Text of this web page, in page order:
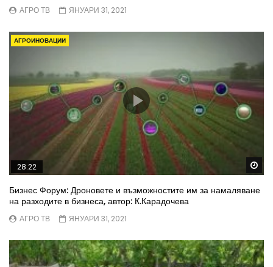
АГРО ТВ ЯНУАРИ 31, 2021
АГРОИНОВАЦИИ
28.22
Бизнес Форум: Дроновете и възможностите им за намаляване
на разходите в бизнеса, автор: К.Карадочева
АГРО ТВ ЯНУАРИ 31, 2021